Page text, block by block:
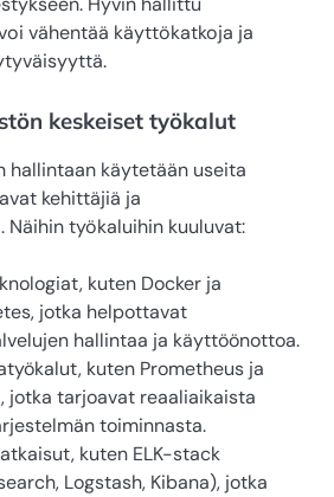
vähentää käyttökatkoja ja
keskeiset työkalut
hallintaan käytetään useita
kehittäjiä ja
Näihin työkaluihin kuuluvat:
kuten Docker ja
jotka helpottavat
hallintaa ja käyttöönottoa.
kuten Prometheus ja
jotka tarjoavat reaaliaikaista
toiminnasta.
kuten ELK-stack
Logstash, Kibana), jotka